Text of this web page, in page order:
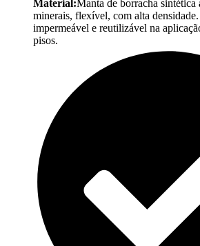
Material:Manta de borracha sintética
minerais, flexível, com alta
impermeável e reutilizável na
pisos.